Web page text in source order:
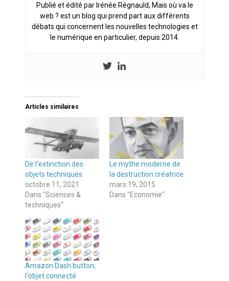
Publié et édité par Irénée Régnauld, Mais où va le
web ? est un blog qui prend part aux différents
débats qui concernent les nouvelles technologies et
le numérique en particulier, depuis 2014.
Articles similaires
De l'extinction des
objets techniques
octobre 11, 2021
Dans "Sciences &
techniques"
Le mythe moderne de
la destruction créatrice
mars 19, 2015
Dans "Economie"
Amazon Dash button,
l'objet connecté